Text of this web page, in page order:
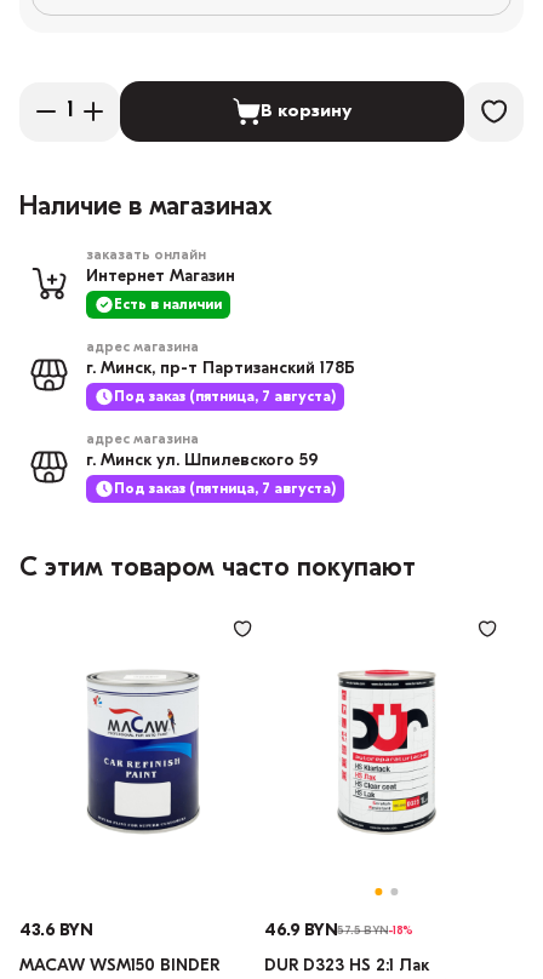
В корзину
Наличие в магазинах
заказать онлайн
Интернет Магазин
Есть в наличии
адрес магазина
г. Минск, пр-т Партизанский 178Б
Под заказ (пятница, 7 августа)
адрес магазина
г. Минск ул. Шпилевского 59
Под заказ (пятница, 7 августа)
С этим товаром часто покупают
43.6 BYN
MACAW WSM150 BINDER
46.9 BYN57.5 BYN-18%
DUR D323 HS 2:1 Лак